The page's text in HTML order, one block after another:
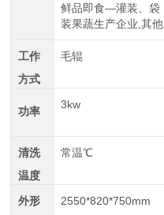
鲜品即食—灌装、袋
装果蔬生产企业,其他
工作
方式
毛辊
功率
3kw
清洗
温度
常温℃
外形
2550*820*750mm